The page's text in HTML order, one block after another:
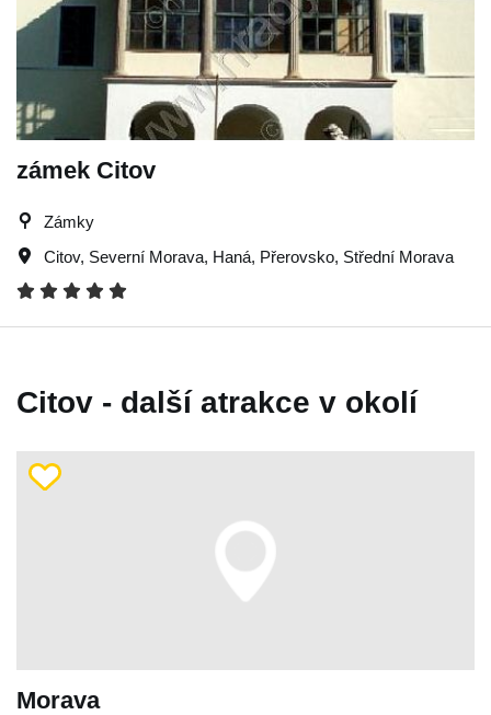
zámek Citov
Zámky
Citov, Severní Morava, Haná, Přerovsko, Střední Morava
Citov - další atrakce v okolí
Morava